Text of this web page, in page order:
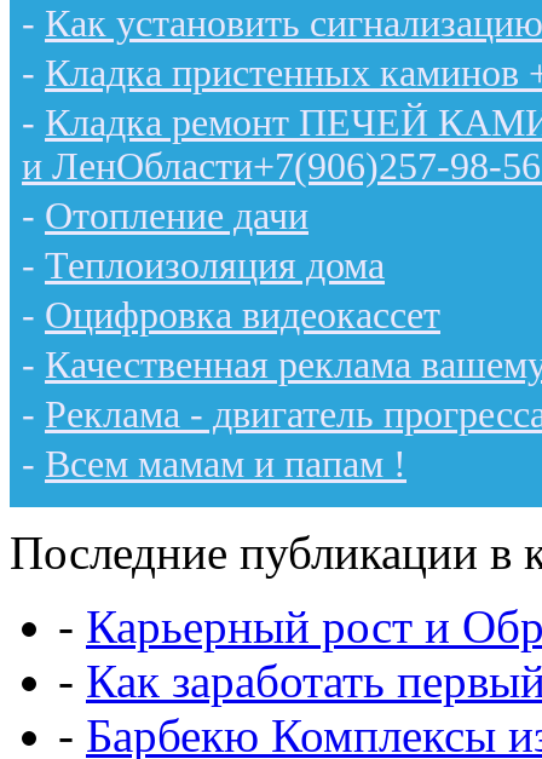
- Как установить
- Кладка пристенных каминов
- Кладка ремонт ПЕЧЕЙ
и ЛенОбласти+7(906)257-98-
- Отопление дачи
- Теплоизоляция дома
- Оцифровка видеокассет
- Качественная реклама
- Реклама - двигатель
- Всем мамам и папам !
Последние публикации в
- Карьерный рост и
- Как заработать
- Барбекю Комплексы